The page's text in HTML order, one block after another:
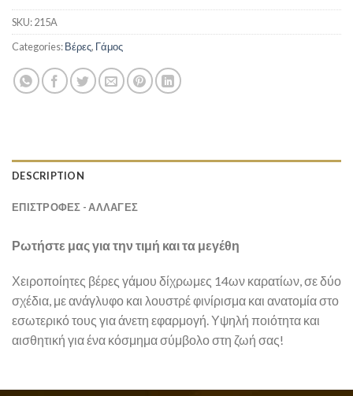
SKU:215Α
Categories:Βέρες, Γάμος
DESCRIPTION
ΕΠΙΣΤΡΟΦΕΣ - ΑΛΛΑΓΕΣ
Ρωτήστε μας για την τιμή και τα μεγέθη
Χειροποίητες βέρες γάμου δίχρωμες 14ων καρατίων, σε δύο
σχέδια, με ανάγλυφο και λουστρέ φινίρισμα και ανατομία στο
εσωτερικό τους για άνετη εφαρμογή. Υψηλή ποιότητα και
αισθητική για ένα κόσμημα σύμβολο στη ζωή σας!